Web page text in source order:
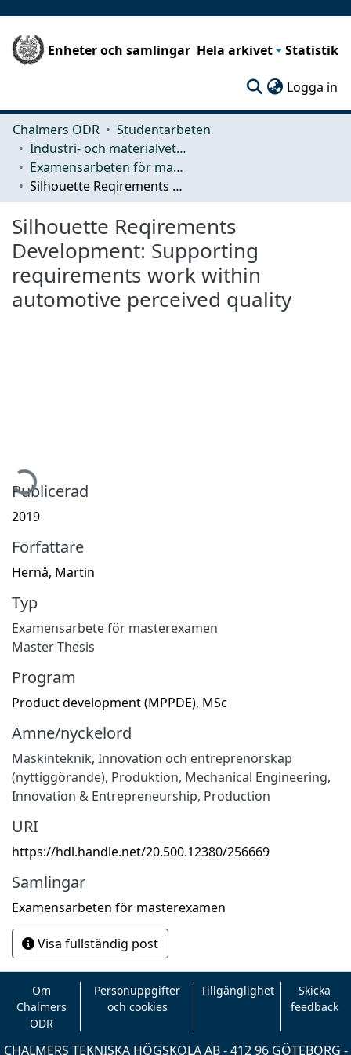
Enheter och samlingar Hela arkivet Statistik
Logga in
Chalmers ODR
Studentarbeten
Industri- och materialvetenskap (IMS)
Examensarbeten för masterexamen
Silhouette Reqirements Development: Supporting requirements work within automotive perceived quality
Silhouette Reqirements
Development: Supporting
requirements work within
automotive perceived quality
Publicerad
2019
Författare
Hernå, Martin
Typ
Examensarbete för masterexamen
Master Thesis
Program
Product development (MPPDE), MSc
Ämne/nyckelord
Maskinteknik, Innovation och entreprenörskap
(nyttiggörande), Produktion, Mechanical Engineering,
Innovation & Entrepreneurship, Production
URI
https://hdl.handle.net/20.500.12380/256669
Samlingar
Examensarbeten för masterexamen
Visa fullständig post
Om
Chalmers
ODR
Personuppgifter
och cookies
Tillgänglighet
Skicka
feedback
CHALMERS TEKNISKA HÖGSKOLA AB - 412 96 GÖTEBORG -